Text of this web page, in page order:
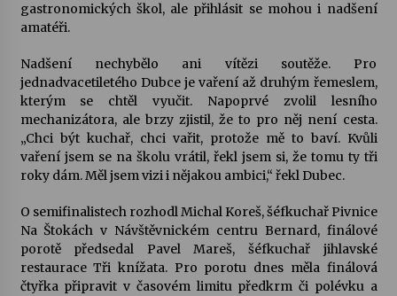
gastronomických škol, ale přihlásit se mohou i nadšení
amatéři.
Nadšení nechybělo ani vítězi soutěže. Pro
jednadvacetiletého Dubce je vaření až druhým řemeslem,
kterým se chtěl vyučit. Napoprvé zvolil lesního
mechanizátora, ale brzy zjistil, že to pro něj není cesta.
„Chci být kuchař, chci vařit, protože mě to baví. Kvůli
vaření jsem se na školu vrátil, řekl jsem si, že tomu ty tři
roky dám. Měl jsem vizi i nějakou ambici,“ řekl Dubec.
O semifinalistech rozhodl Michal Koreš, šéfkuchař Pivnice
Na Štokách v Návštěvnickém centru Bernard, finálové
porotě předsedal Pavel Mareš, šéfkuchař jihlavské
restaurace Tři knížata. Pro porotu dnes měla finálová
čtyřka připravit v časovém limitu předkrm či polévku a